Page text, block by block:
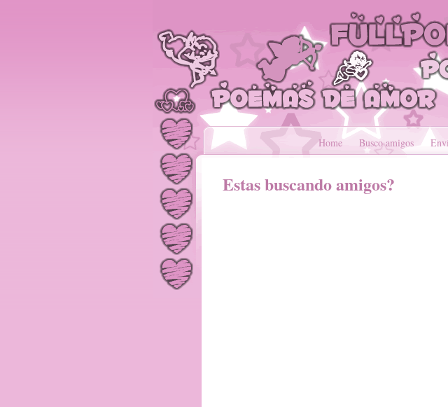
Home Busco amigos
Estas buscando amigos?